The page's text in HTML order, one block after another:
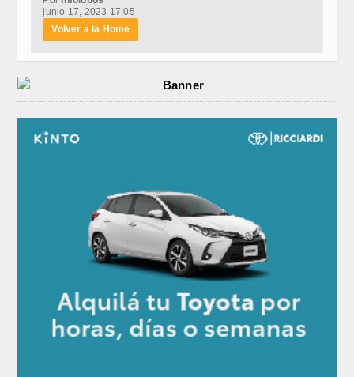
junio 17, 2023 17:05
Volver a la Home